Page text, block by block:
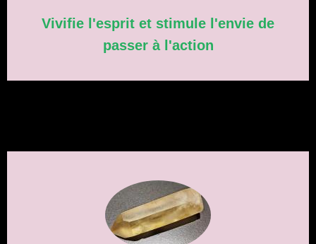
Vivifie l'esprit et stimule l'envie de
passer à l'action